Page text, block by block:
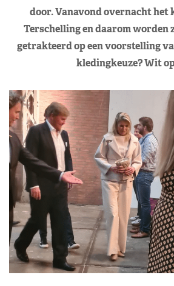
door. Vanavond overnacht het
Terschelling en daarom worden
getrakteerd op een voorstelling
kledingkeuze? Wit